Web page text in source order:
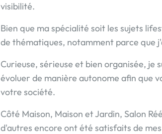
visibilité.
Bien que ma spécialité soit les sujets
de thématiques, notamment parce que
Curieuse, sérieuse et bien organisée,
évoluer de manière autonome afin que
votre société.
Côté Maison, Maison et Jardin, Salon
d'autres encore ont été satisfaits de